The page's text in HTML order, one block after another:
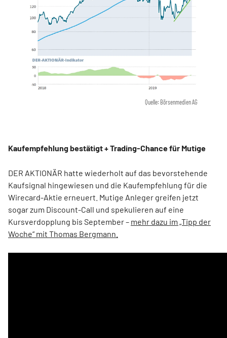
Quelle: Börsenmedien AG
Kaufempfehlung bestätigt + Trading-Chance für Mutige
DER AKTIONÄR hatte wiederholt auf das bevorstehende
Kaufsignal hingewiesen und die Kaufempfehlung für die
Wirecard-Aktie erneuert. Mutige Anleger greifen jetzt
sogar zum Discount-Call und spekulieren auf eine
Kursverdopplung bis September – mehr dazu im „Tipp der
Woche“ mit Thomas Bergmann.